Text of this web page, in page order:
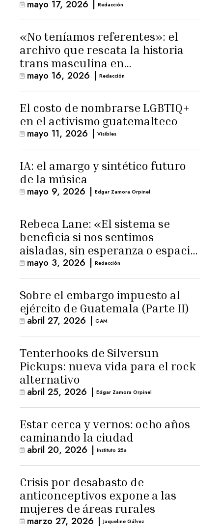
mayo 17, 2026 Redacción
«No teníamos referentes»: el
archivo que rescata la historia
trans masculina en
Latinoamérica
mayo 16, 2026 | Redacción
El costo de nombrarse LGBTIQ+
en el activismo guatemalteco
mayo 11, 2026 | Visibles
IA: el amargo y sintético futuro
de la música
mayo 9, 2026 | Edgar Zamora Orpinel
Rebeca Lane: «El sistema se
beneficia si nos sentimos
aisladas, sin esperanza o espacio
para la ternura»
mayo 3, 2026 | Redacción
Sobre el embargo impuesto al
ejército de Guatemala (Parte II)
abril 27, 2026 | GAM
Tenterhooks de Silversun
Pickups: nueva vida para el rock
alternativo
abril 25, 2026 | Edgar Zamora Orpinel
Estar cerca y vernos: ocho años
caminando la ciudad
abril 20, 2026 | Instituto 25a
Crisis por desabasto de
anticonceptivos expone a las
mujeres de áreas rurales
marzo 27, 2026 | Jaqueline Gálvez